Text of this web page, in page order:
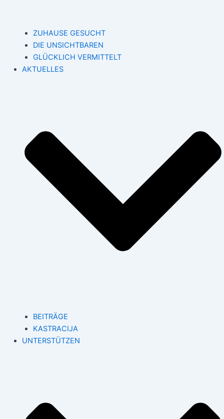
ZUHAUSE GESUCHT
DIE UNSICHTBAREN
GLÜCKLICH VERMITTELT
AKTUELLES
BEITRÄGE
KASTRACIJA
UNTERSTÜTZEN